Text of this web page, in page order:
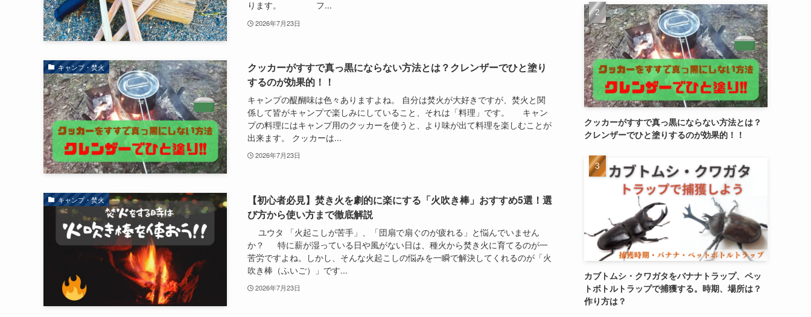
ります。 フ...
2026年7月23日
キャンプ・焚火
クッカーがすすで真っ黒にならない方法とは？クレンザーでひと塗り
するのが効果的！！
キャンプの醍醐味は色々ありますよね。 自分は焚火が大好きですが、焚火と関
係して皆がキャンプで楽しみにしていること、それは「料理」です。 キャン
プの料理にはキャンプ用のクッカーを使うと、より味が出て料理を楽しむことが
出来ます。 クッカーは...
2026年7月23日
キャンプ・焚火
【初心者必見】焚き火を劇的に楽にする「火吹き棒」おすすめ5選！選
び方から使い方まで徹底解説
ユウタ 「火起こしが苦手」、「団扇で扇ぐのが疲れる」と悩んでいません
か？ 特に薪が湿っている日や風がない日は、種火から焚き火に育てるのが一
苦労ですよね。しかし、そんな火起こしの悩みを一瞬で解決してくれるのが「火
吹き棒（ふいご）」です...
2026年7月23日
クッカーがすすで真っ黒にならない方法とは？
クレンザーでひと塗りするのが効果的！！
カブトムシ・クワガタをバナナトラップ、ペッ
トボトルトラップで捕獲する。時期、場所は？
作り方は？